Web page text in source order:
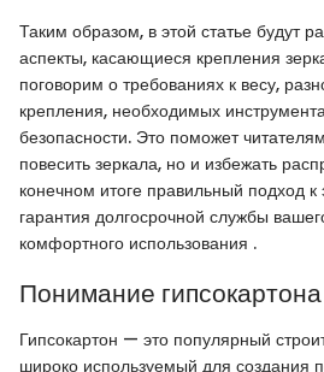
Таким образом, в этой статье будут
аспекты, касающиеся крепления
поговорим о требованиях к весу,
крепления, необходимых
безопасности. Это поможет
повесить зеркала, но и избежать
конечном итоге правильный подход
гарантия долгосрочной службы
комфортного использования .
Понимание гипсокартона
Гипсокартон — это популярный
широко используемый для создания